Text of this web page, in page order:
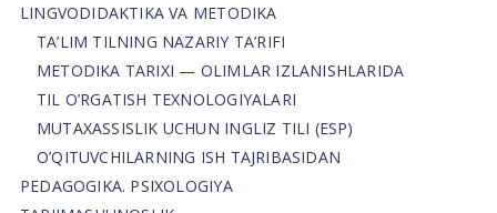
LINGVODIDAKTIKA VA METODIKA
TA’LIM TILNING NAZARIY TA’RIFI
METODIKA TARIXI — OLIMLAR IZLANISHLARIDA
TIL O’RGATISH TEXNOLOGIYALARI
MUTAXASSISLIK UCHUN INGLIZ TILI (ESP)
O’QITUVCHILARNING ISH TAJRIBASIDAN
PEDAGOGIKA. PSIXOLOGIYA